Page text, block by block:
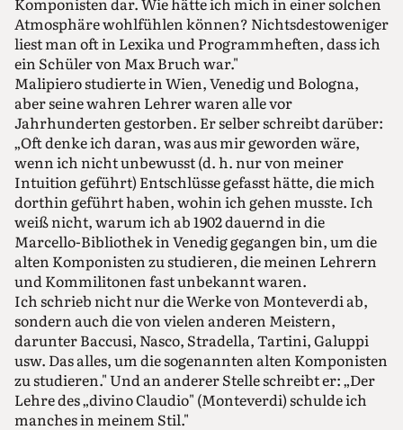
Atmosphäre wohlfühlen können? Nichtsdestoweniger
liest man oft in Lexika und Programmheften, dass ich
ein Schüler von Max Bruch war."
Malipiero studierte in Wien, Venedig und Bologna,
aber seine wahren Lehrer waren alle vor
Jahrhunderten gestorben. Er selber schreibt darüber:
„Oft denke ich daran, was aus mir geworden wäre,
wenn ich nicht unbewusst (d. h. nur von meiner
Intuition geführt) Entschlüsse gefasst hätte, die mich
dorthin geführt haben, wohin ich gehen musste. Ich
weiß nicht, warum ich ab 1902 dauernd in die
Marcello-Bibliothek in Venedig gegangen bin, um die
alten Komponisten zu studieren, die meinen Lehrern
und Kommilitonen fast unbekannt waren.
Ich schrieb nicht nur die Werke von Monteverdi ab,
sondern auch die von vielen anderen Meistern,
darunter Baccusi, Nasco, Stradella, Tartini, Galuppi
usw. Das alles, um die sogenannten alten Komponisten
zu studieren." Und an anderer Stelle schreibt er: „Der
Lehre des „divino Claudio" (Monteverdi) schulde ich
manches in meinem Stil."